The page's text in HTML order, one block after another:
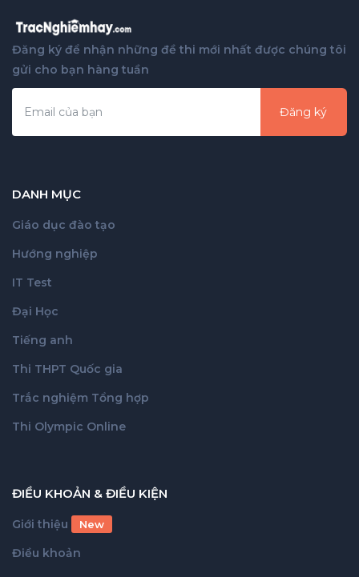
Đăng ký để nhận những đề thi mới nhất được chúng tôi
gửi cho bạn hàng tuần
Đăng ký
DANH MỤC
Giáo dục đào tạo
Hướng nghiệp
IT Test
Đại Học
Tiếng anh
Thi THPT Quốc gia
Trắc nghiệm Tổng hợp
Thi Olympic Online
ĐIỀU KHOẢN & ĐIỀU KIỆN
Giới thiệu New
Điều khoản